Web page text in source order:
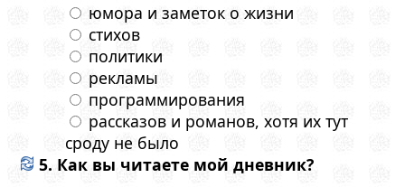
юмора и заметок о жизни
стихов
политики
рекламы
программирования
рассказов и романов, хотя их тут
сроду не было
5. Как вы читаете мой дневник?